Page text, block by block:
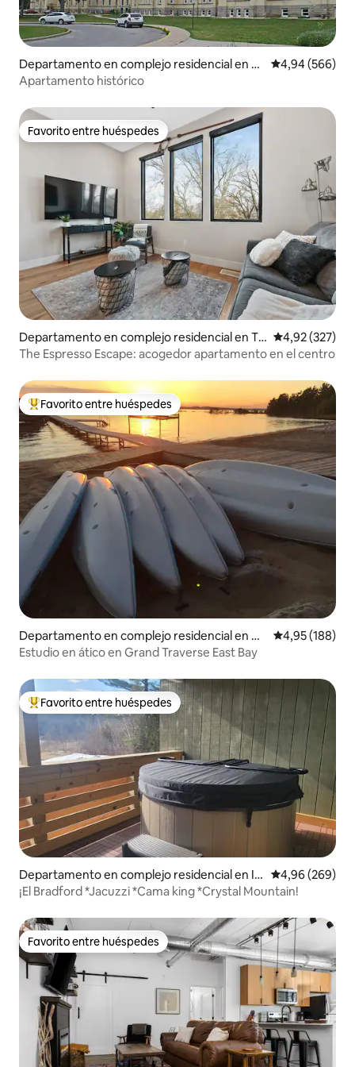
Departamento en complejo residencial en Tr
averse City
Calificación
4,94 (566)
Apartamento histórico
Favorito entre huéspedes
Favorito entre huéspedes
Departamento en complejo residencial en Tr
averse City
Calificación
4,92 (327)
The Espresso Escape: acogedor apartamento en el centro
Favorito entre los huéspedes más destacados
Favorito entre huéspedes
Departamento en complejo residencial en Wi
lliamsburg
Calificación
4,95 (188)
Estudio en ático en Grand Traverse East Bay
Favorito entre los huéspedes más destacados
Favorito entre huéspedes
Departamento en complejo residencial en In
terlochen
Calificación
4,96 (269)
¡El Bradford *Jacuzzi *Cama king *Crystal Mountain!
Favorito entre huéspedes
Favorito entre huéspedes